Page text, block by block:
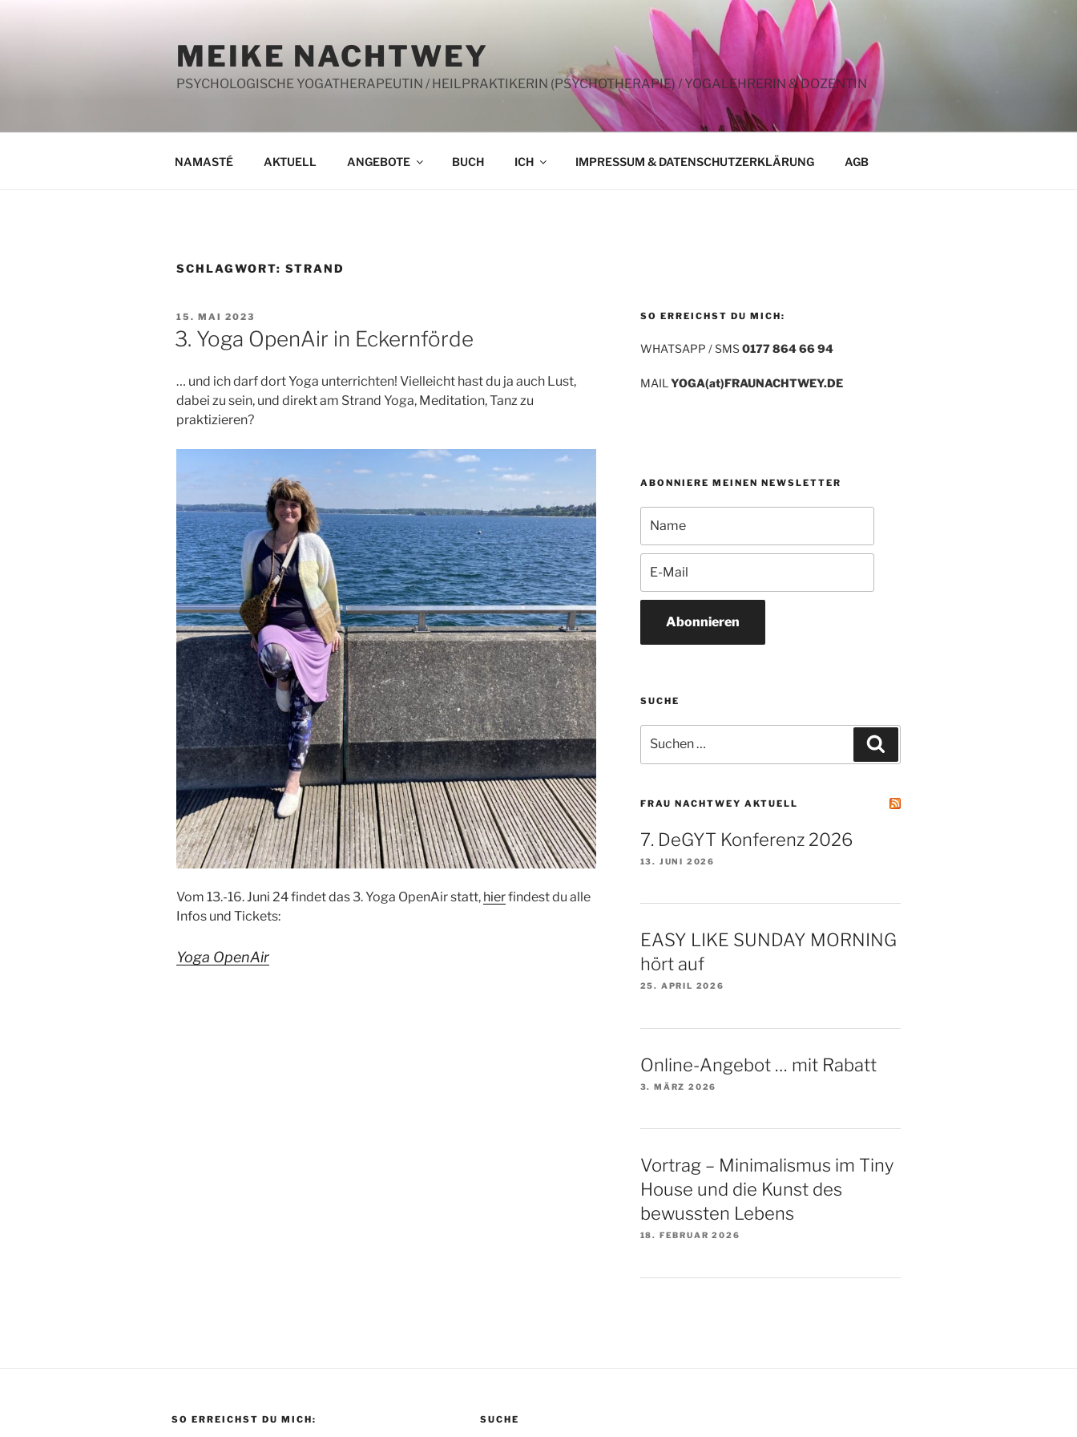
MEIKE NACHTWEY
PSYCHOLOGISCHE YOGATHERAPEUTIN / HEILPRAKTIKERIN (PSYCHOTHERAPIE) / YOGALEHRERIN & DOZENTIN
NAMASTÉ AKTUELL ANGEBOTE BUCH ICH IMPRESSUM & DATENSCHUTZERKLÄRUNG AGB
SCHLAGWORT: STRAND
VERÖFFENTLICHT
AM
15. MAI 2023
3. Yoga OpenAir in Eckernförde
… und ich darf dort Yoga unterrichten! Vielleicht hast du ja auch Lust,
dabei zu sein, und direkt am Strand Yoga, Meditation, Tanz zu
praktizieren?
Vom 13.-16. Juni 24 findet das 3. Yoga OpenAir statt, hierfindest du alle
Infos und Tickets:
Yoga OpenAir
SO ERREICHST DU MICH:
WHATSAPP / SMS0177 864 66 94
MAIL YOGA(at)FRAUNACHTWEY.DE
ABONNIERE MEINEN NEWSLETTER
Abonnieren
SUCHE
nach:
FRAU NACHTWEY AKTUELL
7. DeGYT Konferenz 2026
13. JUNI 2026
EASY LIKE SUNDAY MORNING
hört auf
25. APRIL 2026
Online-Angebot … mit Rabatt
3. MÄRZ 2026
Vortrag – Minimalismus im Tiny
House und die Kunst des
bewussten Lebens
18. FEBRUAR 2026
SO ERREICHST DU MICH: SUCHE